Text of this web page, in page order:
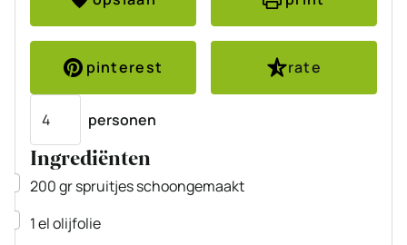
pinterest
rate
personen
Ingrediënten
▢
200grspruitjesschoongemaakt
▢
1elolijfolie